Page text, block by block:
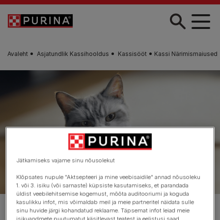
Liigu edasi põhisisu juurde
Avaleht Asjatundlik Kassihooldus Kassisööt Kassi Närimismaiused
Kassi närimismaiused
Hoia oma kassi hambad meie närimismaiuste abil
Jätkamiseks vajame sinu nõusolekut
Klõpsates nupule "Aktsepteeri ja mine veebisaidile" annad nõusoleku
1. või 3. isiku (või sarnaste) küpsiste kasutamiseks, et parandada
üldist veebilehitsemise kogemust, mõõta auditooriumi ja koguda
kasulikku infot, mis võimaldab meil ja meie partneritel näidata sulle
sinu huvide järgi kohandatud reklaame. Täpsemat infot leiad meie